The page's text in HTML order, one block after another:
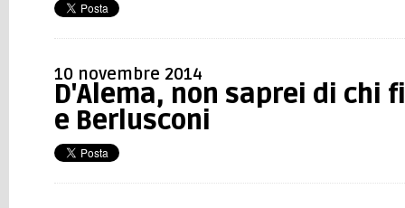
10 novembre 2014
D'Alema, non saprei di chi
e Berlusconi